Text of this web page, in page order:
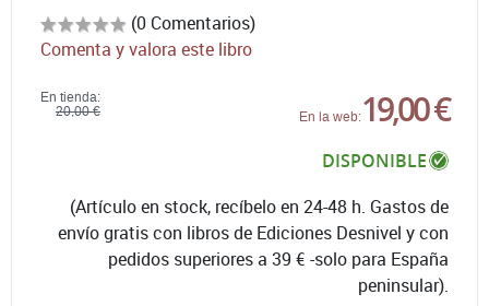
(0 Comentarios)
Comenta y valora este libro
En tienda:
20,00 €
En la web:19,00 €
DISPONIBLE
(Artículo en stock, recíbelo en 24-48 h. Gastos de
envío gratis con libros de Ediciones Desnivel y con
pedidos superiores a 39 € -solo para España
peninsular).